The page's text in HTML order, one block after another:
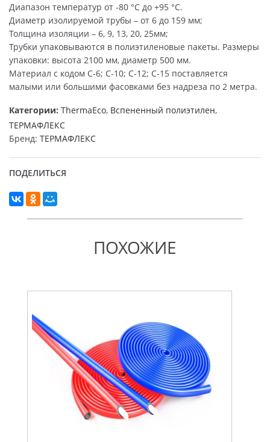
Диапазон температур от -80 °С до +95 °С.
Диаметр изолируемой трубы – от 6 до 159 мм;
Толщина изоляции – 6, 9, 13, 20, 25мм;
Трубки упаковываются в полиэтиленовые пакеты. Размеры
упаковки: высота 2100 мм, диаметр 500 мм.
Материал с кодом С-6; С-10; С-12; С-15 поставляется
малыми или большими фасовками без надреза по 2 метра.
Категории: ThermaEco, Вспененный полиэтилен,
ТЕРМАФЛЕКС
Бренд: ТЕРМАФЛЕКС
ПОДЕЛИТЬСЯ
ПОХОЖИЕ